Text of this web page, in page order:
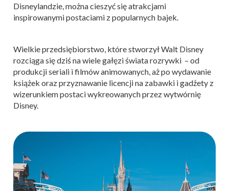
Disneylandzie, można cieszyć się atrakcjami
inspirowanymi postaciami z popularnych bajek.
Wielkie przedsiębiorstwo, które stworzył Walt Disney
rozciąga się dziś na wiele gałęzi świata rozrywki – od
produkcji seriali i filmów animowanych, aż po wydawanie
książek oraz przyznawanie licencji na zabawki i gadżety z
wizerunkiem postaci wykreowanych przez wytwórnię
Disney.